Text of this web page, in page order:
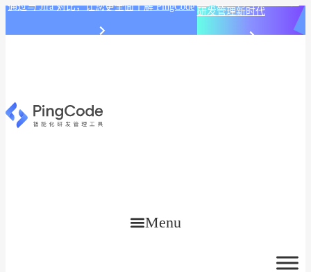
通过与 Jira 对比，让您更全面了解 PingCode 研发管理新时代
Menu